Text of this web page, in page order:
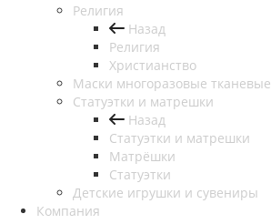
Религия
Назад
Религия
Христианство
Маски многоразовые тканевые
Статуэтки и матрешки
Назад
Статуэтки и матрешки
Матрёшки
Статуэтки
Детские игрушки и сувениры
Компания